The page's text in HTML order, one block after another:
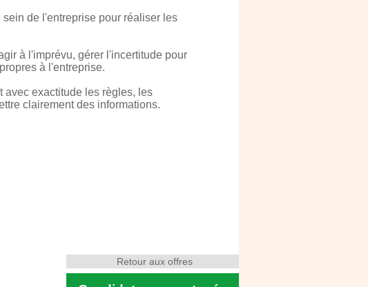
de l'entreprise pour réaliser les
à l'imprévu, gérer l'incertitude pour
à l'entreprise.
avec exactitude les règles, les
clairement des informations.
Retour aux offres